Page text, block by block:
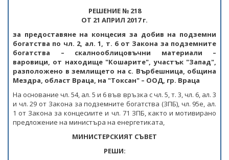
РАЗСЕКРЕТЕНИ ДОГОВОРИ В ЕНЕРГЕТИКАТА
ПРЯКО ИЗЛЪЧВАНЕ НА ЗАСЕДАНИЯТА НА
ОБЩЕСТВЕНИЯ СЪВЕТ ПО ЕНЕРГЕТИКА
ПРОЕКТИ ОТ ОБЩ ИНТЕРЕС
ЕНЕРГИЙНА ЕФЕКТИВНОСТ
ВЪЗОБНОВЯЕМИ ЕНЕРГИЙНИ ИЗТОЧНИЦИ
ХЪБ "ЕНЕРГИЙНИ ОБЩНОСТИ"
ХЪБ "ЕНЕРГИЙНИ ОБЩНОСТИ"
ГЕОТЕРМАЛНА ЛАБОРАТОРИЯ
ГЕОТЕРМАЛНА ЛАБОРАТОРИЯ
ЕНЕРГИЕН ПАЗАР
КРИТИЧНА ЕНЕРГИЙНА ИНФРАСТРУКТУРА
ЕДИНЕН ОРГАН ЗА УПРАВЛЕНИЕ НА ПОДЗЕМНИТЕ
РЕШЕНИЕ № 218
ОТ 21 АПРИЛ 2017 г.
за предоставяне на концесия за добив на подземни
богатства по чл. 2, ал. 1, т. 6 от Закона за подземните
богатства – скалнооблицовъчни материали –
варовици, от находище "Кошарите", участък "Запад",
разположено в землищeто на с. Върбешница, община
Мездра, област Враца, на "Токсан" – ООД, гр. Враца
На основание чл. 54, ал. 5 и 6 във връзка с чл. 5, т. 3, чл. 6, ал. 3
и чл. 29 от Закона за подземните богатства (ЗПБ), чл. 95е, ал.
1 от Закона за концесиите и чл. 71 ЗПБ, както и мотивирано
предложение на министъра на енергетиката,
МИНИСТЕРСКИЯТ СЪВЕТ
РЕШИ: